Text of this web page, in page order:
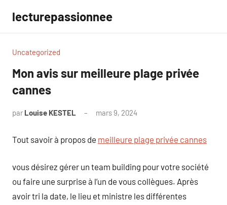
contenu
lecturepassionnee
Uncategorized
Mon avis sur meilleure plage privée
cannes
par Louise KESTEL mars 9, 2024
Tout savoir à propos de meilleure plage privée cannes
vous désirez gérer un team building pour votre société
ou faire une surprise à l’un de vous collègues. Après
avoir tri la date, le lieu et ministre les différentes